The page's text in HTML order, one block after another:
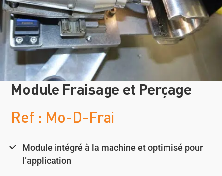
Module Fraisage et Perçage
Ref : Mo-D-Frai
Module intégré à la machine et optimisé pour
l’application